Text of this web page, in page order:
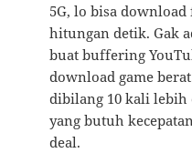
5G, lo bisa
hitungan detik. Gak
buat buffering
download game
dibilang 10 kali lebih
yang butuh
deal.